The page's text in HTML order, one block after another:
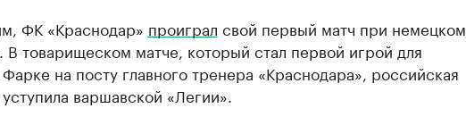
ФК «Краснодар» проиграл свой первый матч при немецком
В товарищеском матче, который стал первой игрой для
на посту главного тренера «Краснодара», российская
варшавской «Легии».